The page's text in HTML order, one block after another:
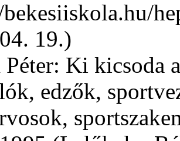
19.)
Ki kicsoda
edzők,